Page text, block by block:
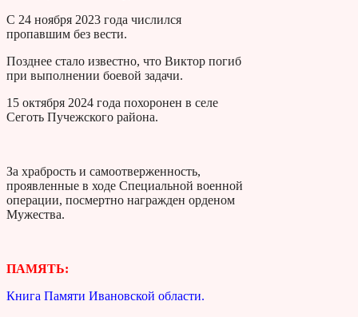
С 24 ноября 2023 года числился
пропавшим без вести.
Позднее стало известно, что Виктор погиб
при выполнении боевой задачи.
15 октября 2024 года похоронен в селе
Сеготь Пучежского района.
За храбрость и самоотверженность,
проявленные в ходе Специальной военной
операции, посмертно награжден орденом
Мужества.
ПАМЯТЬ:
Книга Памяти Ивановской области.